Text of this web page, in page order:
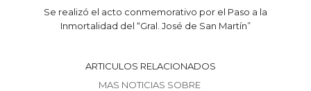
Se realizó el acto conmemorativo por el Paso a la
Inmortalidad del “Gral. José de San Martín”
ARTICULOS RELACIONADOS
MAS NOTICIAS SOBRE